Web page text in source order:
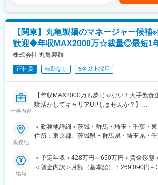
＼一蘭の店長職は、店舗運営のプロフェッシ
最適！働きやすく、安心して長く続けられ
＜具体的な業務内容＞
（1）店舗運営：接客・調理・仕込みなど、
般を担当
（2）数値管理：売上・原価・在庫の管理を
（3）スタッフマネジメント：シフト管理や
舗運営を支える
■働き方
エリア単位でシフトを集約しているため、
ルプに向かうなどの連携体制が整っているた
～1日の流れ～
分）賃金はあくまでも目安の金額であり、
可能性があります。月給(月額)は固定手当を
【関東】丸亀製麺のマネージャー候補
歓迎◆年収MAX2000万☆裁量◎最短1
株式会社 丸亀製麺
正社員 転勤なし 5名以上採用
仕事内容
【年収MAX2000万も夢じゃない！大手飲食
験活かしてキャリアUPしませんか？】
格可／年2回7連休取得制度有／残業代１分
業～
・飲食や小売り経験活かして大手企業で着
UPしていきたい！
勤務地
＜勤務地詳細＞茨城・群馬・埼玉・千葉・
住所：東京都、茨城県・群馬県・埼玉県・千
給与
＜予定年収＞428万円～650万円＜賃金形態
＜賃金内訳＞月額（基本給）：269,090円～